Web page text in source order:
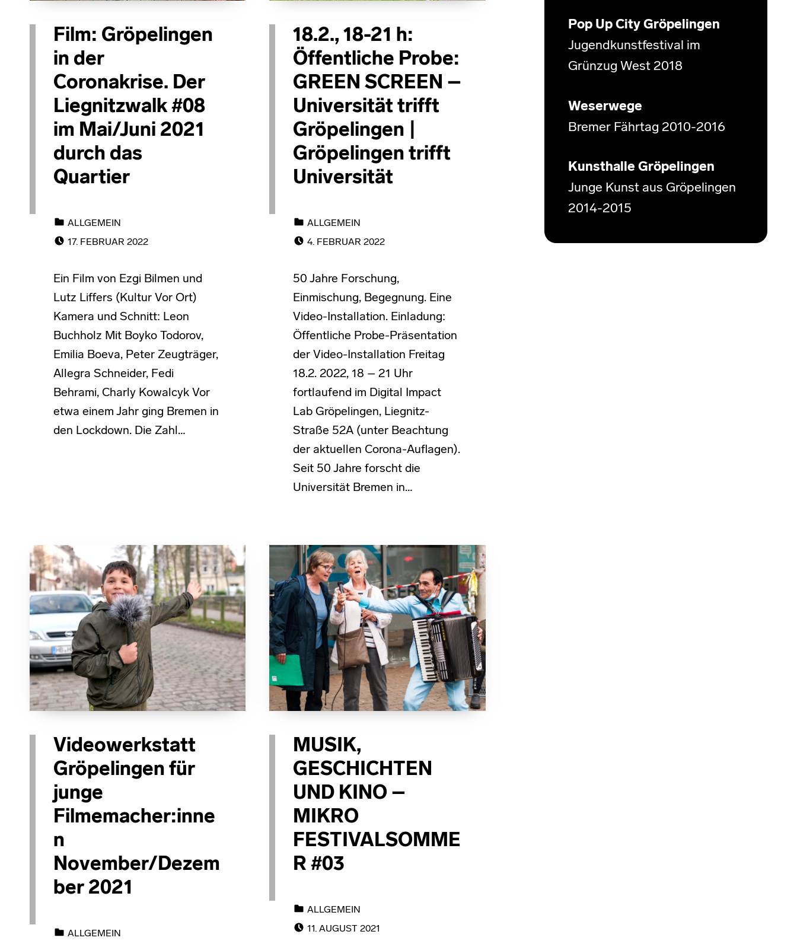
Film: Gröpelingen
in der
Coronakrise. Der
Liegnitzwalk #08
im Mai/Juni 2021
durch das
Quartier
ALLGEMEIN
17. FEBRUAR 2022
Ein Film von Ezgi Bilmen und
Lutz Liffers (Kultur Vor Ort)
Kamera und Schnitt: Leon
Buchholz Mit Boyko Todorov,
Emilia Boeva, Peter Zeugträger,
Allegra Schneider, Fedi
Behrami, Charly Kowalcyk Vor
etwa einem Jahr ging Bremen in
den Lockdown. Die Zahl…
18.2., 18-21 h:
Öffentliche Probe:
GREEN SCREEN –
Universität trifft
Gröpelingen |
Gröpelingen trifft
Universität
ALLGEMEIN
4. FEBRUAR 2022
50 Jahre Forschung,
Einmischung, Begegnung. Eine
Video-Installation. Einladung:
Öffentliche Probe-Präsentation
der Video-Installation Freitag
18.2. 2022, 18 – 21 Uhr
fortlaufend im Digital Impact
Lab Gröpelingen, Liegnitz-
Straße 52A (unter Beachtung
der aktuellen Corona-Auflagen).
Seit 50 Jahre forscht die
Universität Bremen in…
Videowerkstatt
Gröpelingen für
junge
Filmemacher:inne
n
November/Dezem
ber 2021
ALLGEMEIN
MUSIK,
GESCHICHTEN
UND KINO –
MIKRO
FESTIVALSOMME
R #03
ALLGEMEIN
11. AUGUST 2021
Pop Up City Gröpelingen
Jugendkunstfestival im
Grünzug West 2018
Weserwege
Bremer Fährtag 2010-2016
Kunsthalle Gröpelingen
Junge Kunst aus Gröpelingen
2014-2015